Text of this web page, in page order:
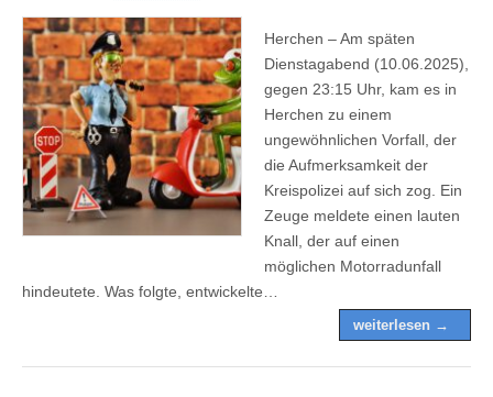
Herchen – Am späten
Dienstagabend (10.06.2025),
gegen 23:15 Uhr, kam es in
Herchen zu einem
ungewöhnlichen Vorfall, der
die Aufmerksamkeit der
Kreispolizei auf sich zog. Ein
Zeuge meldete einen lauten
Knall, der auf einen
möglichen Motorradunfall
hindeutete. Was folgte, entwickelte…
weiterlesen →